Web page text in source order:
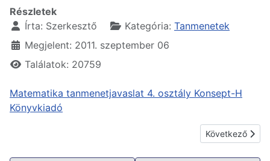
Részletek
Írta: Szerkesztő Kategória: Tanmenetek
Megjelent: 2011. szeptember 06
Találatok: 20759
Matematika tanmenetjavaslat 4. osztály Konsept-H
Könyvkiadó
Következő
Következő